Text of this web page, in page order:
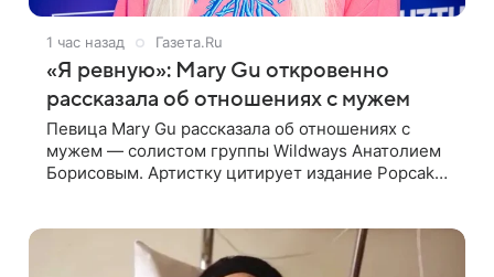
1 час назад Газета.Ru
«Я ревную»: Mary Gu откровенно
рассказала об отношениях с мужем
Певица Mary Gu рассказала об отношениях с
мужем — солистом группы Wildways Анатолием
Борисовым. Артистку цитирует издание Popcake.